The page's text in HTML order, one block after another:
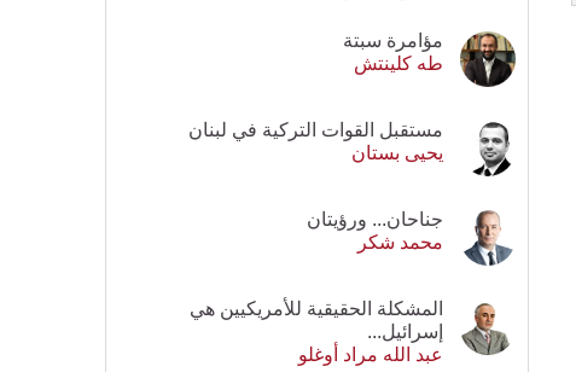
مؤامرة سبتة
طه كلينتش
مستقبل القوات التركية في لبنان
يحيى بستان
جناحان... ورؤيتان
محمد شكر
المشكلة الحقيقية للأمريكيين هي
إسرائيل...
عبد الله مراد أوغلو